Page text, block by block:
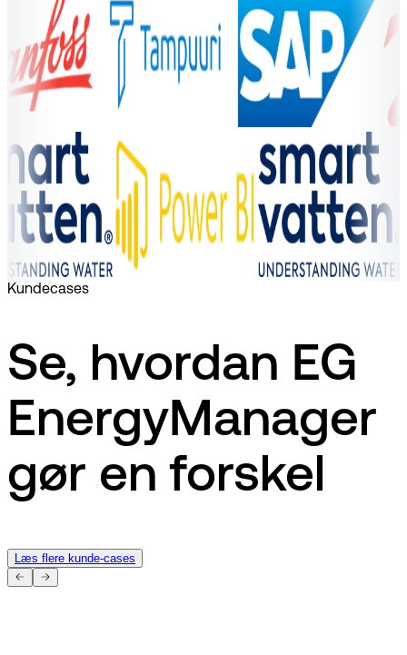
Kundecases
Se, hvordan EG
EnergyManager
gør en forskel
Læs flere kunde-cases